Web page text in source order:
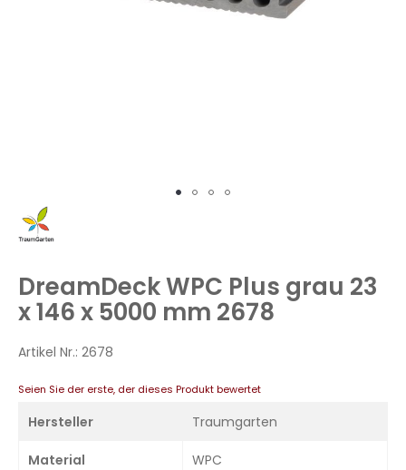
Zum
Anfang
springen
DreamDeck WPC Plus grau 23
x 146 x 5000 mm 2678
Artikel Nr.: 2678
Seien Sie der erste, der dieses Produkt bewertet
Hersteller Traumgarten
Material WPC